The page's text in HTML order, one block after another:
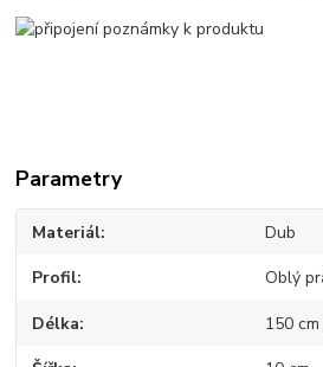
Parametry
Materiál Dub
Profil Oblý
Délka 150